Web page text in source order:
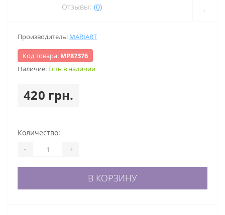
Отзывы: (0)
Производитель: MARIART
Код товара: МР87376
Наличие: Есть в наличии
420 грн.
Количество:
- +
В КОРЗИНУ